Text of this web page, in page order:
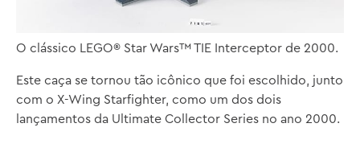
O clássico LEGO® Star Wars™ TIE Interceptor de 2000.
Este caça se tornou tão icônico que foi escolhido, junto
com o X-Wing Starfighter, como um dos dois
lançamentos da Ultimate Collector Series no ano 2000.